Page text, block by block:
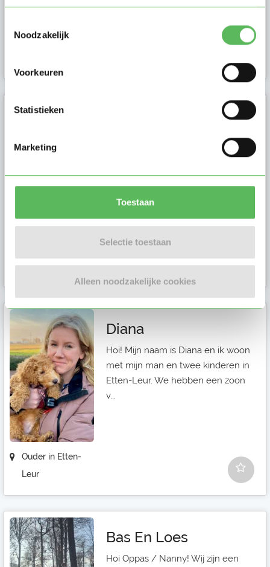
Noodzakelijk
Voorkeuren
Statistieken
Marketing
Toestaan
Selectie toestaan
Alleen noodzakelijke cookies
Breda
Ik ben Meike en ik ben op zoek
naar een oppas in Breda. Stuur mij
hebt.
Ouder in Etten-
Leur
Diana
Hoi! Mijn naam is Diana en ik woon
met mijn man en twee kinderen in
Etten-Leur. We hebben een zoon
v...
Bas En Loes
Hoi Oppas / Nanny! Wij zijn een